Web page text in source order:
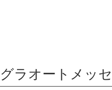
ラオートメッ